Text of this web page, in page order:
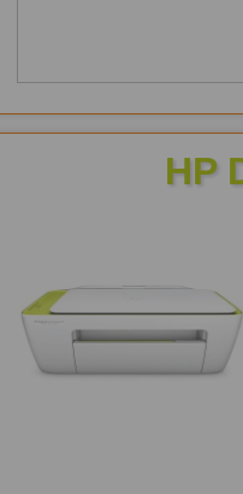
HP